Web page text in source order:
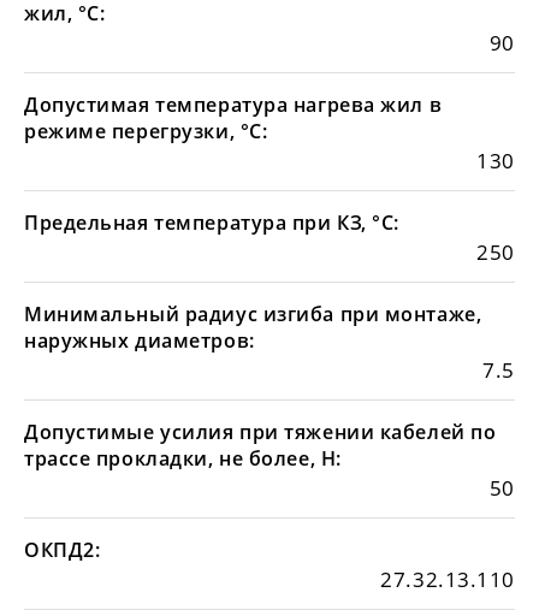
жил, °С:
90
Допустимая температура нагрева жил в
режиме перегрузки, °С:
130
Предельная температура при КЗ, °С:
250
Минимальный радиус изгиба при монтаже,
наружных диаметров:
7.5
Допустимые усилия при тяжении кабелей по
трассе прокладки, не более, Н:
50
ОКПД2:
27.32.13.110